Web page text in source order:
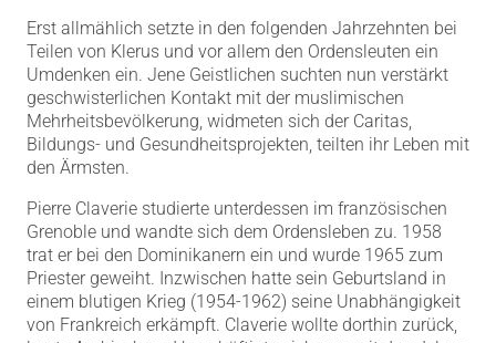
Erst allmählich setzte in den folgenden Jahrzehnten bei
Teilen von Klerus und vor allem den Ordensleuten ein
Umdenken ein. Jene Geistlichen suchten nun verstärkt
geschwisterlichen Kontakt mit der muslimischen
Mehrheitsbevölkerung, widmeten sich der Caritas,
Bildungs- und Gesundheitsprojekten, teilten ihr Leben mit
den Ärmsten.
Pierre Claverie studierte unterdessen im französischen
Grenoble und wandte sich dem Ordensleben zu. 1958
trat er bei den Dominikanern ein und wurde 1965 zum
Priester geweiht. Inzwischen hatte sein Geburtsland in
einem blutigen Krieg (1954-1962) seine Unabhängigkeit
von Frankreich erkämpft. Claverie wollte dorthin zurück,